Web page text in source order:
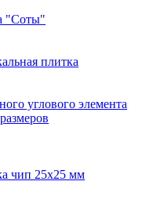
"Соты"
плитка
углового элемента
чип 25х25 мм